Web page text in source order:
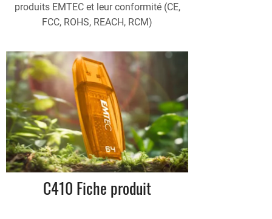
produits EMTEC et leur conformité (CE,
FCC, ROHS, REACH, RCM)
C410 Fiche produit